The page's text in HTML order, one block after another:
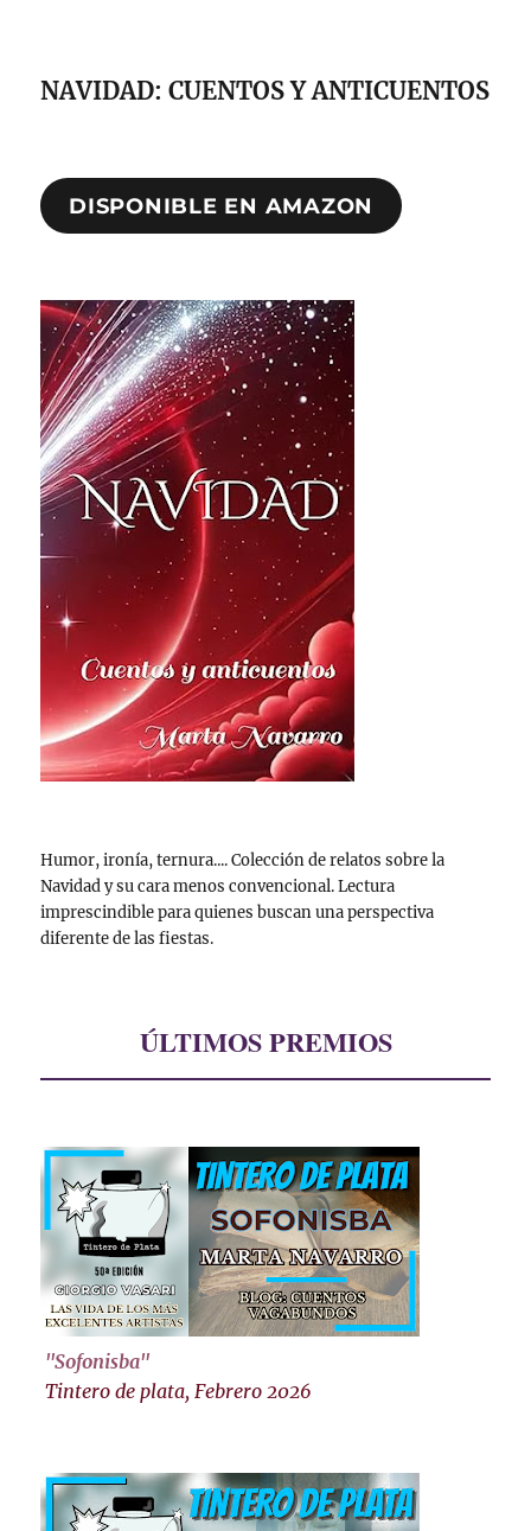
NAVIDAD: CUENTOS Y ANTICUENTOS
DISPONIBLE EN AMAZON
Humor, ironía, ternura.... Colección de relatos sobre la
Navidad y su cara menos convencional. Lectura
imprescindible para quienes buscan una perspectiva
diferente de las fiestas.
ÚLTIMOS PREMIOS
"Sofonisba"
Tintero de plata, Febrero 2026